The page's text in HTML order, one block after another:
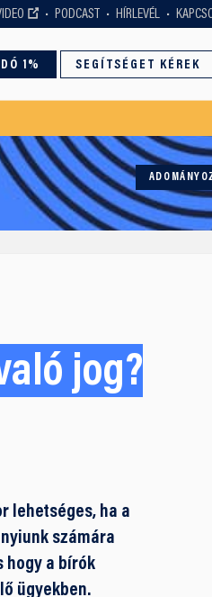
PODCAST HÍRLEVÉL
1% SEGÍTSÉGET KÉREK
jog?
lehetséges, ha a
számára
hogy a bírók
ügyekben.